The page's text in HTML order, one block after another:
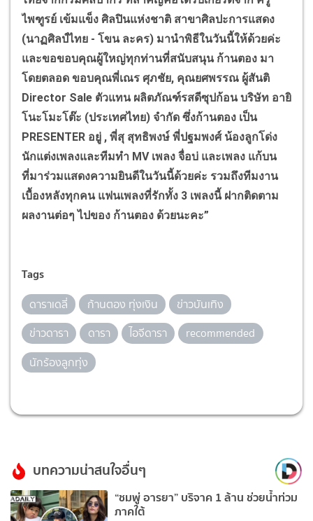
ไพฑูรย์ เข้มแข็ง ศิลปินแห่งชาติ สาขาศิลปะการแสดง
(นาฏศิลป์ไทย - โขน ละคร) มานำพิธีในวันนี้ให้ด้วยค่ะ
และขอขอบคุณผู้ใหญ่ทุกท่านที่สนับสนุน ก้านตอง มา
โดยตลอด ขอบคุณพี่เณร ศุภชัย, คุณยศพรรณ ผู้สันติ
Director Sale ตัวแทน ผลิตภัณฑ์รสดีซุปก้อน บริษัท อายิ
โนะโมะโต๊ะ (ประเทศไทย) จํากัด ซึ่งก้านตอง เป็น
PRESENTER อยู่ , พี่สุ สุทธิพงษ์ พี่ปฐมพงศ์ น้องลูกโด่ง
นักแต่งเพลงและทีมทำ MV เพลง จื่อบ่ และเพลง แก้บน
ที่มาร่วมแสดงความยินดีในวันนี้ด้วยค่ะ รวมถึงทีมงาน
เบื้องหลังทุกคน แฟนเพลงที่รักทั้ง 3 เพลงนี้ ฝากติดตาม
ผลงานต่อๆ ไปของ ก้านตอง ด้วยนะคะ”
Tags
ดาราเดลี่ ก้านตอง ทุ่งเงิน
ข่าวบันเทิง
ข่าวดารา
ดารา ไอจีดารา
recommended
นักร้องลูกทุ่ง
บทความน่าสนใจอื่นๆ
“ชมพู่ อารยา” บริจาค 1 ล้าน ช่วยน้ำท่วม
ภาคใต้